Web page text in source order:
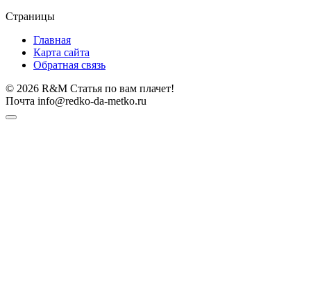
Страницы
Главная
Карта сайта
Обратная связь
© 2026 R&M Статья по вам плачет!
Почта info@redko-da-metko.ru